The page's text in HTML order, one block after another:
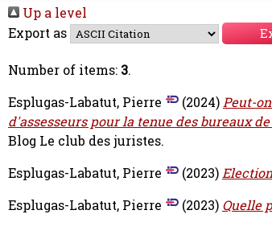
Up a level
Export as
Number of items: 3.
Esplugas-Labatut, Pierre
(2024)Peut-
d'assesseurs pour la tenue des bureaux
Blog Le club des juristes.
Esplugas-Labatut, Pierre
(2023)
Esplugas-Labatut, Pierre
(2023) Quelle